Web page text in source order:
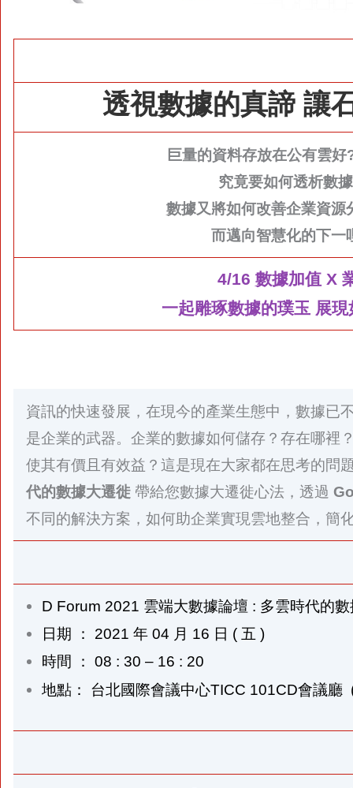
透視數據的真諦 讓
巨量的資料存放在公有雲
究竟要如何透析數
數據又將如何改善企業資源
而邁向智慧化的下一
4/16 數據加值 X
一起雕琢數據的璞玉 展
資訊的快速發展，在現今的產業生態中，數據已
是企業的武器。企業的數據如何儲存？存在哪裡
使其有價且有效益？這是現在大家都在思考的問
代的數據大遷徙 帶給您數據大遷徙心法，透過
不同的解決方案，如何助企業實現雲地整合，簡
D Forum 2021 雲端大數據論壇 : 多雲時代的
日期 ： 2021 年 04 月 16 日 ( 五 )
時間 ： 08 : 30 – 16 : 20
地點： 台北國際會議中心TICC 101CD會議廳